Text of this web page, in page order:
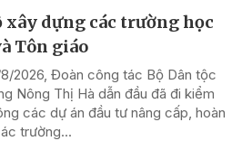
dựng các trường học
Tôn giáo
2026, Đoàn công tác Bộ Dân tộc
Nông Thị Hà dẫn đầu đã đi kiểm
các dự án đầu tư nâng cấp, hoàn
trường...